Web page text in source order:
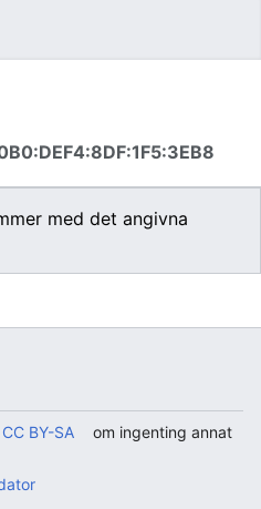
med det angivna
CC BY-SA
om ingenting annat